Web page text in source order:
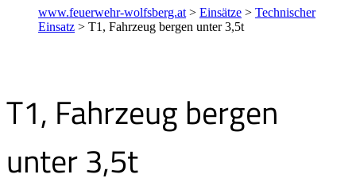
www.feuerwehr-wolfsberg.at > Einsätze > Technischer
Einsatz > T1, Fahrzeug bergen unter 3,5t
T1, Fahrzeug bergen
unter 3,5t